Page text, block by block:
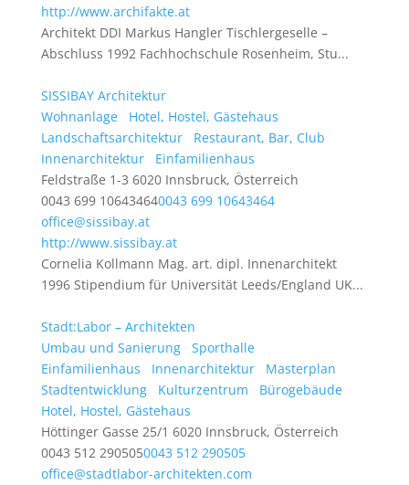
http://www.archifakte.at
Architekt DDI Markus Hangler Tischlergeselle –
Abschluss 1992 Fachhochschule Rosenheim, Stu...
SISSIBAY Architektur
Wohnanlage
Hotel, Hostel, Gästehaus
Landschaftsarchitektur
Restaurant, Bar, Club
Innenarchitektur
Einfamilienhaus
Feldstraße 1-3 6020 Innsbruck, Österreich
0043 699 106434640043 699 10643464
office@sissibay.at
http://www.sissibay.at
Cornelia Kollmann Mag. art. dipl. Innenarchitekt
1996 Stipendium für Universität Leeds/England UK...
Stadt:Labor – Architekten
Umbau und Sanierung
Sporthalle
Einfamilienhaus
Innenarchitektur
Masterplan
Stadtentwicklung
Kulturzentrum
Bürogebäude
Hotel, Hostel, Gästehaus
Höttinger Gasse 25/1 6020 Innsbruck, Österreich
0043 512 2905050043 512 290505
office@stadtlabor-architekten.com